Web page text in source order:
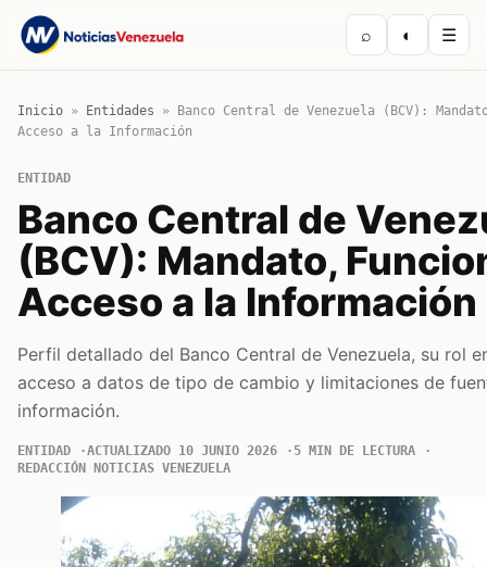
⌕ ◐ ☰
Inicio » Entidades »
Banco Central de Venezuela (BCV):
Acceso a la Información
ENTIDAD
Banco Central de
(BCV): Mandato,
Acceso a la Información
Perfil detallado del Banco Central de Venezuela, su rol
acceso a datos de tipo de cambio y limitaciones de
información.
ENTIDAD ACTUALIZADO 10 JUNIO 2026
5 MIN DE LECTURA
REDACCIÓN NOTICIAS VENEZUELA